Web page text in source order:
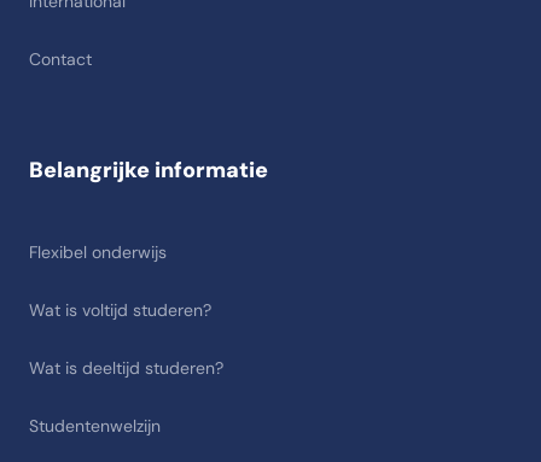
Contact
Belangrijke informatie
Flexibel onderwijs
Wat is voltijd studeren?
Wat is deeltijd studeren?
Studentenwelzijn